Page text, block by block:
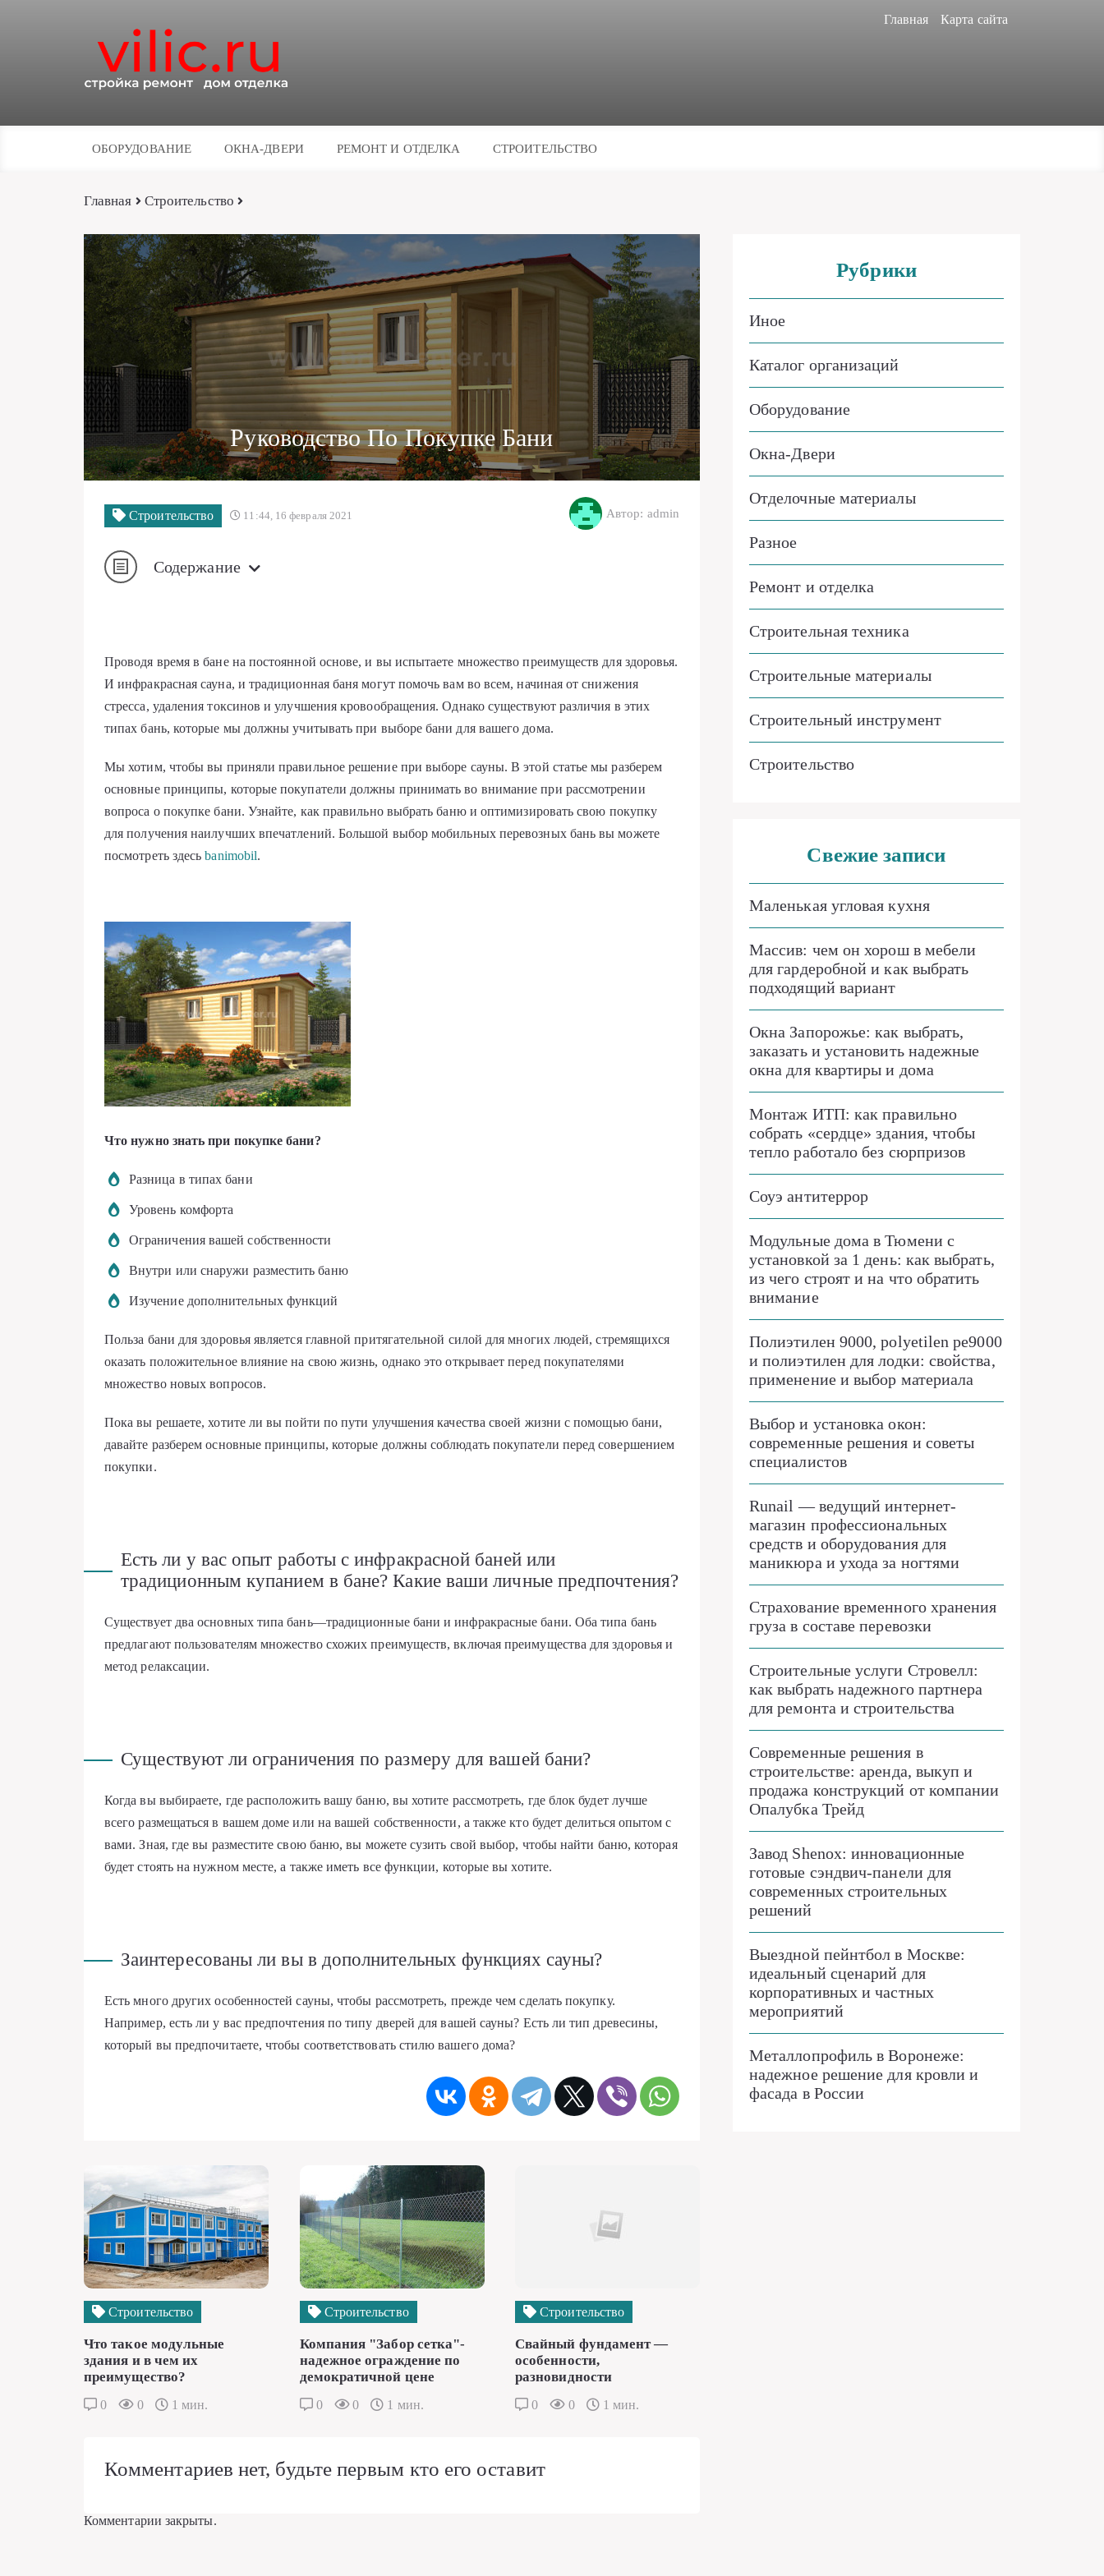
Главная Карта сайта
ОБОРУДОВАНИЕ ОКНА-ДВЕРИ РЕМОНТ И ОТДЕЛКА СТРОИТЕЛЬСТВО
Главная Строительство
Руководство По Покупке Бани
Строительство 11:44, 16 февраля 2021 Автор: admin
Содержание
Проводя время в бане на постоянной основе, и вы испытаете множество преимуществ для здоровья.
И инфракрасная сауна, и традиционная баня могут помочь вам во всем, начиная от снижения
стресса, удаления токсинов и улучшения кровообращения. Однако существуют различия в этих
типах бань, которые мы должны учитывать при выборе бани для вашего дома.
Мы хотим, чтобы вы приняли правильное решение при выборе сауны. В этой статье мы разберем
основные принципы, которые покупатели должны принимать во внимание при рассмотрении
вопроса о покупке бани. Узнайте, как правильно выбрать баню и оптимизировать свою покупку
для получения наилучших впечатлений. Большой выбор мобильных перевозных бань вы можете
посмотреть здесьbanimobil.
Что нужно знать при покупке бани?
Разница в типах бани
Уровень комфорта
Ограничения вашей собственности
Внутри или снаружи разместить баню
Изучение дополнительных функций
Польза бани для здоровья является главной притягательной силой для многих людей, стремящихся
оказать положительное влияние на свою жизнь, однако это открывает перед покупателями
множество новых вопросов.
Пока вы решаете, хотите ли вы пойти по пути улучшения качества своей жизни с помощью бани,
давайте разберем основные принципы, которые должны соблюдать покупатели перед совершением
покупки.
Есть ли у вас опыт работы с инфракрасной баней или
традиционным купанием в бане? Какие ваши личные предпочтения?
Существует два основных типа бань—традиционные бани и инфракрасные бани. Оба типа бань
предлагают пользователям множество схожих преимуществ, включая преимущества для здоровья и
метод релаксации.
Существуют ли ограничения по размеру для вашей бани?
Когда вы выбираете, где расположить вашу баню, вы хотите рассмотреть, где блок будет лучше
всего размещаться в вашем доме или на вашей собственности, а также кто будет делиться опытом с
вами. Зная, где вы разместите свою баню, вы можете сузить свой выбор, чтобы найти баню, которая
будет стоять на нужном месте, а также иметь все функции, которые вы хотите.
Заинтересованы ли вы в дополнительных функциях сауны?
Есть много других особенностей сауны, чтобы рассмотреть, прежде чем сделать покупку.
Например, есть ли у вас предпочтения по типу дверей для вашей сауны? Есть ли тип древесины,
который вы предпочитаете, чтобы соответствовать стилю вашего дома?
Строительство
Что такое модульные
здания и в чем их
преимущество?
0 0 1 мин.
Строительство
Компания "Забор сетка"-
надежное ограждение по
демократичной цене
0 0 1 мин.
Строительство
Свайный фундамент —
особенности,
разновидности
0 0 1 мин.
Комментариев нет, будьте первым кто его оставит
Комментарии закрыты.
Рубрики
Иное
Каталог организаций
Оборудование
Окна-Двери
Отделочные материалы
Разное
Ремонт и отделка
Строительная техника
Строительные материалы
Строительный инструмент
Строительство
Свежие записи
Маленькая угловая кухня
Массив: чем он хорош в мебели
для гардеробной и как выбрать
подходящий вариант
Окна Запорожье: как выбрать,
заказать и установить надежные
окна для квартиры и дома
Монтаж ИТП: как правильно
собрать «сердце» здания, чтобы
тепло работало без сюрпризов
Соуэ антитеррор
Модульные дома в Тюмени с
установкой за 1 день: как выбрать,
из чего строят и на что обратить
внимание
Полиэтилен 9000, polyetilen pe9000
и полиэтилен для лодки: свойства,
применение и выбор материала
Выбор и установка окон:
современные решения и советы
специалистов
Runail — ведущий интернет-
магазин профессиональных
средств и оборудования для
маникюра и ухода за ногтями
Страхование временного хранения
груза в составе перевозки
Строительные услуги Стровелл:
как выбрать надежного партнера
для ремонта и строительства
Современные решения в
строительстве: аренда, выкуп и
продажа конструкций от компании
Опалубка Трейд
Завод Shenox: инновационные
готовые сэндвич-панели для
современных строительных
решений
Выездной пейнтбол в Москве:
идеальный сценарий для
корпоративных и частных
мероприятий
Металлопрофиль в Воронеже:
надежное решение для кровли и
фасада в России